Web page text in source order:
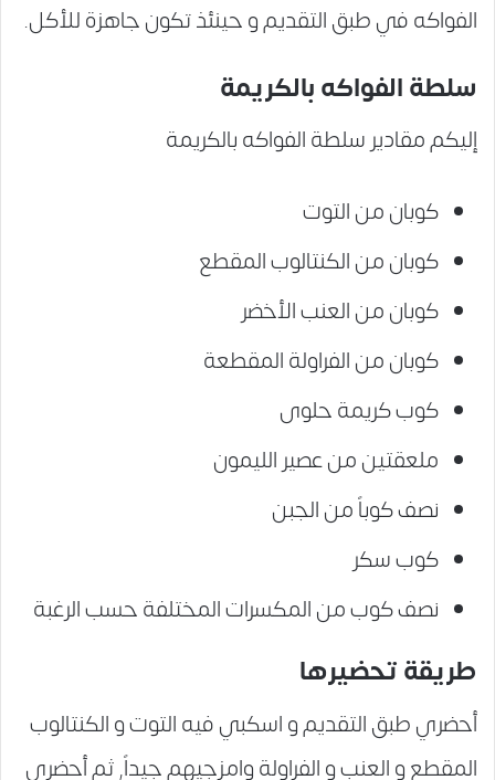
الفواكه في طبق التقديم و حينئذ تكون جاهزة للأكل.
سلطة الفواكه بالكريمة
إليكم مقادير سلطة الفواكه بالكريمة
كوبان من التوت
كوبان من الكنتالوب المقطع
كوبان من العنب الأخضر
كوبان من الفراولة المقطعة
كوب كريمة حلوى
ملعقتين من عصير الليمون
نصف كوباً من الجبن
كوب سكر
نصف كوب من المكسرات المختلفة حسب الرغبة
طريقة تحضيرها
أحضري طبق التقديم و اسكبي فيه التوت و الكنتالوب
المقطع و العنب و الفراولة وامزجيهم جيداً, ثم أحضري